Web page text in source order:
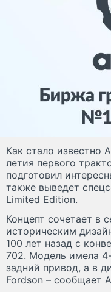
Как стало известно
летия первого
подготовил
также выведет
Limited Edition.
Концепт сочетает в
историческим
100 лет назад с
702. Модель имела
задний привод, а в
Fordson – сообщает